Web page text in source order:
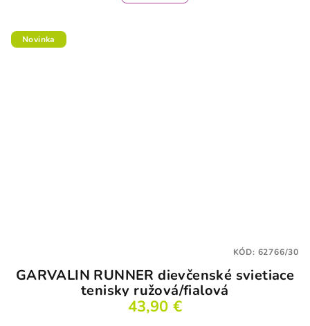
Novinka
GARVALIN RUNNER dievčenské svietiace
tenisky ružová/fialová
43,90 €
KÓD: 62766/30